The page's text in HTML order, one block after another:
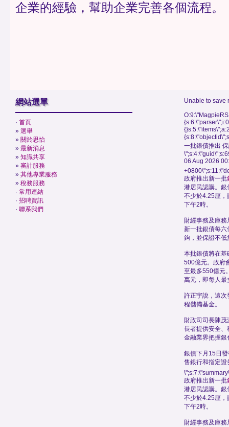
企業的經驗，幫助企業完善各個流程。
網站選單
· 首頁
» 選舉
» 關於思怡
» 最新消息
» 知識共享
» 審計服務
» 其他專業服務
» 稅務服務
· 常用連結
· 招聘資訊
· 聯系我們
Unable to save
一批銀債推出
06 Aug 2026
政府推出新一批
港居民認購。銀
不少於4.25厘，
下午2時。
財經事務及庫務
新一批銀債每六
鉤，並保證不低
本批銀債將在基
500億元。政府
至最多550億元
萬元，即每人
許正宇說，這次
程儲備基金。
財政司司長陳茂
長者提供安全、
金融業界把握銀
銀債下月15日
售銀行和指定證
政府推出新一批
港居民認購。銀
不少於4.25厘，
下午2時。
財經事務及庫務